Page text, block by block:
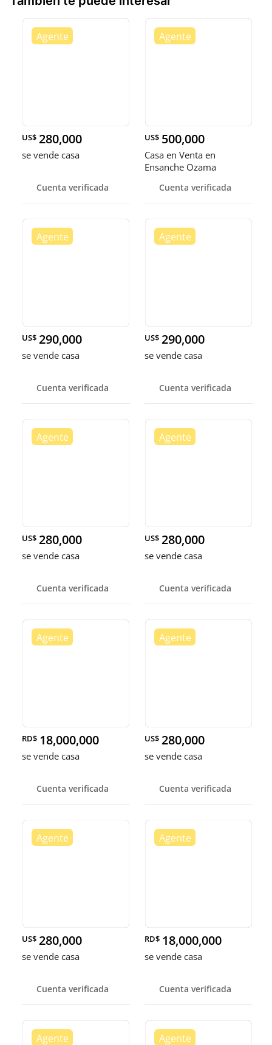
US$ 280,000
se vende casa
Cuenta verificada
US$ 500,000
Casa en Venta en
Ensanche Ozama
Cuenta verificada
US$ 290,000
se vende casa
Cuenta verificada
US$ 290,000
se vende casa
Cuenta verificada
US$ 280,000
se vende casa
Cuenta verificada
US$ 280,000
se vende casa
Cuenta verificada
RD$ 18,000,000
se vende casa
Cuenta verificada
US$ 280,000
se vende casa
Cuenta verificada
US$ 280,000
se vende casa
Cuenta verificada
RD$ 18,000,000
se vende casa
Cuenta verificada